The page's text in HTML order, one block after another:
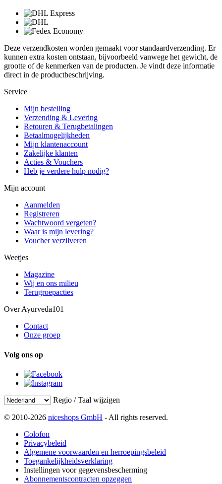
Deze verzendkosten worden gemaakt voor standaardverzending. Er
kunnen extra kosten ontstaan, bijvoorbeeld vanwege het gewicht, de
grootte of de kenmerken van de producten. Je vindt deze informatie
direct in de productbeschrijving.
Service
Mijn bestelling
Verzending & Levering
Retouren & Terugbetalingen
Betaalmogelijkheden
Mijn klantenaccount
Zakelijke klanten
Acties & Vouchers
Heb je verdere hulp nodig?
Mijn account
Aanmelden
Registreren
Wachtwoord vergeten?
Waar is mijn levering?
Voucher verzilveren
Weetjes
Magazine
Wij en ons milieu
Terugroepacties
Over Ayurveda101
Contact
Onze groep
Volg ons op
Regio / Taal wijzigen
© 2010-2026 niceshops GmbH - All rights reserved.
Colofon
Privacybeleid
Algemene voorwaarden en herroepingsbeleid
Toegankelijkheidsverklaring
Instellingen voor gegevensbescherming
Abonnementscontracten opzeggen